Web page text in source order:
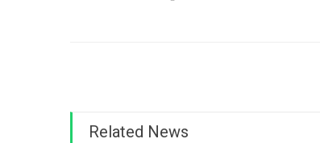
Related News